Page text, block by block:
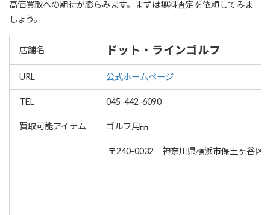
高価買取への期待が膨らみます。まずは無料査定を依頼してみま
しょう。
店舗名 ドット・ラインゴルフ
URL 公式ホームページ
TEL 045-442-6090
買取可能アイテム ゴルフ用品
〒240-0032 神奈川県横浜市保土ヶ谷区